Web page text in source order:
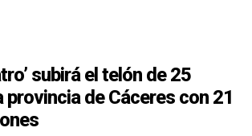
subirá el telón de 25
provincia de Cáceres con 21